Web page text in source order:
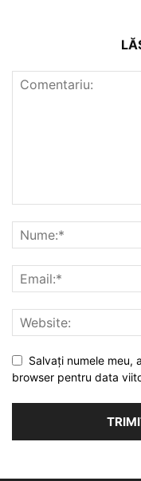
Salvați numele meu,
browser pentru data